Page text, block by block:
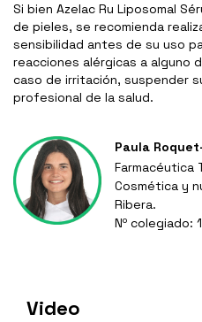
Si bien Azelac Ru Liposomal
de pieles, se recomienda
sensibilidad antes de su uso
reacciones alérgicas a alguno
caso de irritación, suspender
profesional de la salud.
Paula
Farmacéutica
Cosmética y
Ribera.
Nº colegiado:
Video